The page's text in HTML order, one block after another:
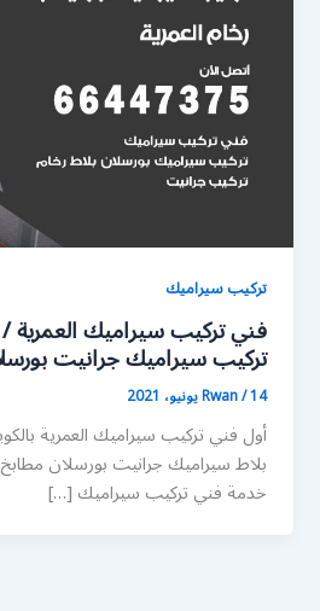
تركيب سيراميك
تركيب سيراميك جرانيت
Rwan/14 يونيو، 2021
أول فني تركيب سيراميك العمرية
بلاط سيراميك جرانيت بورسلان
خدمة فني تركيب سيراميك […]